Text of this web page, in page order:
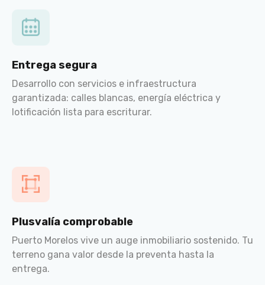
Entrega segura
Desarrollo con servicios e infraestructura
garantizada: calles blancas, energía eléctrica y
lotificación lista para escriturar.
Plusvalía comprobable
Puerto Morelos vive un auge inmobiliario sostenido. Tu
terreno gana valor desde la preventa hasta la
entrega.